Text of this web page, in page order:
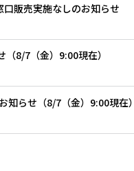
口販売実施なしのお知らせ
8/7（金）9:00現在）
知らせ（8/7（金）9:00現在）